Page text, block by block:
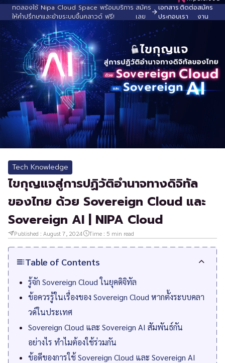
ทดลองใช้ Nipa Cloud Space พร้อมบริการ
ให้คำปรึกษาและย้ายระบบขึ้นคลาวด์ ฟรี!
สมัคร
เลย
เอกสาร
ประกอบ
ติดต่อ
เรา
สมัคร
งาน
Tech Knowledge
ไขกุญแจสู่การปฏิวัติอำนาจทางดิจิทัล
ของไทย ด้วย Sovereign Cloud และ
Sovereign AI | NIPA Cloud
Published : August 7, 2024 Time : 5 min read
Table of Contents
รู้จัก Sovereign Cloud ในยุคดิจิทัล
ข้อควรรู้ในเรื่องของ Sovereign Cloud หากตั้งระบบคลา
วด์ในประเทศ
Sovereign Cloud และ Sovereign AI สัมพันธ์กัน
อย่างไร ทำไมต้องใช้ร่วมกัน
ข้อดีของการใช้ Sovereign Cloud และ Sovereign AI